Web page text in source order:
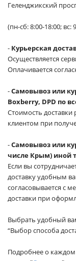
Геленджикский
(пн-сб: 8:00-18:00; вс:
- Курьерская
Осуществляется
Оплачивается
-Самовывоз или
Boxberry, DPD по
Стоимость доставки
клиентом при
-Самовывоз или
числе Крым) иной
Если вы
доставку удобным
согласовывается с
доставки при
Выбрать удобный
“Выбор способа
Подробнее о каждом